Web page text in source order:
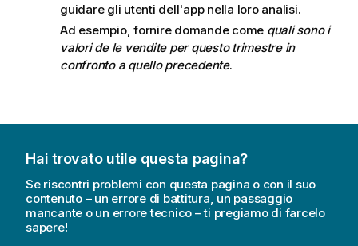
guidare gli utenti dell'app nella loro analisi.
Ad esempio, fornire domande come quali sono i
valori de le vendite per questo trimestre in
confronto a quello precedente.
Hai trovato utile questa pagina?
Se riscontri problemi con questa pagina o con il suo
contenuto – un errore di battitura, un passaggio
mancante o un errore tecnico – ti pregiamo di farcelo
sapere!